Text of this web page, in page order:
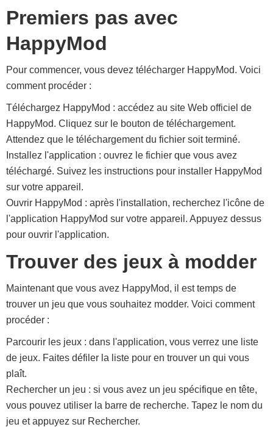
Premiers pas avec
HappyMod
Pour commencer, vous devez télécharger HappyMod. Voici
comment procéder :
Téléchargez HappyMod : accédez au site Web officiel de
HappyMod. Cliquez sur le bouton de téléchargement.
Attendez que le téléchargement du fichier soit terminé.
Installez l'application : ouvrez le fichier que vous avez
téléchargé. Suivez les instructions pour installer HappyMod
sur votre appareil.
Ouvrir HappyMod : après l'installation, recherchez l'icône de
l'application HappyMod sur votre appareil. Appuyez dessus
pour ouvrir l'application.
Trouver des jeux à modder
Maintenant que vous avez HappyMod, il est temps de
trouver un jeu que vous souhaitez modder. Voici comment
procéder :
Parcourir les jeux : dans l'application, vous verrez une liste
de jeux. Faites défiler la liste pour en trouver un qui vous
plaît.
Rechercher un jeu : si vous avez un jeu spécifique en tête,
vous pouvez utiliser la barre de recherche. Tapez le nom du
jeu et appuyez sur Rechercher.